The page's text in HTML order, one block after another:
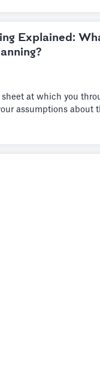
Explained:
at which you
assumptions about